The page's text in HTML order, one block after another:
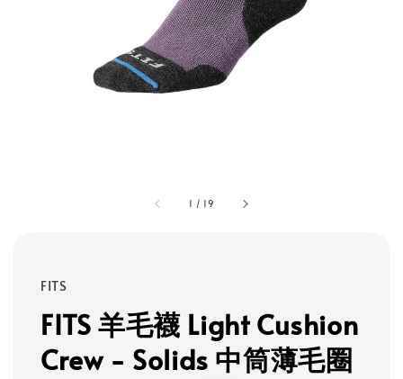
1 / 19
FITS
FITS 羊毛襪 Light Cushion
Crew - Solids 中筒薄毛圈